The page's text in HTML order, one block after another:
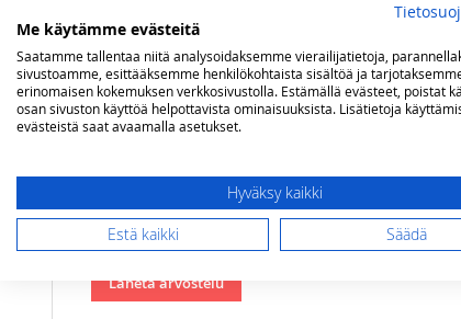
Yhteenveto
Arvostelu
Lähetä arvostelu
Me käytämme evästeitä
Saatamme tallentaa niitä analysoidaksemme vierailijatietoja,
sivustoamme, esittääksemme henkilökohtaista sisältöä ja
erinomaisen kokemuksen verkkosivustolla. Estämällä evästeet, poistat
osan sivuston käyttöä helpottavista ominaisuuksista. Lisätietoja
evästeistä saat avaamalla asetukset.
Hyväksy kaikki
Estä kaikki Säädä